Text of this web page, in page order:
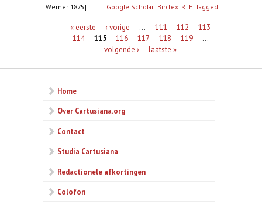
[Werner 1875] Google Scholar BibTex RTF Tagged
Pagina's« eerste ‹ vorige … 111 112
113
114
115 116 117 118 119
…
volgende ›
laatste »
Home
Over Cartusiana.org
Contact
Studia Cartusiana
Redactionele afkortingen
Colofon